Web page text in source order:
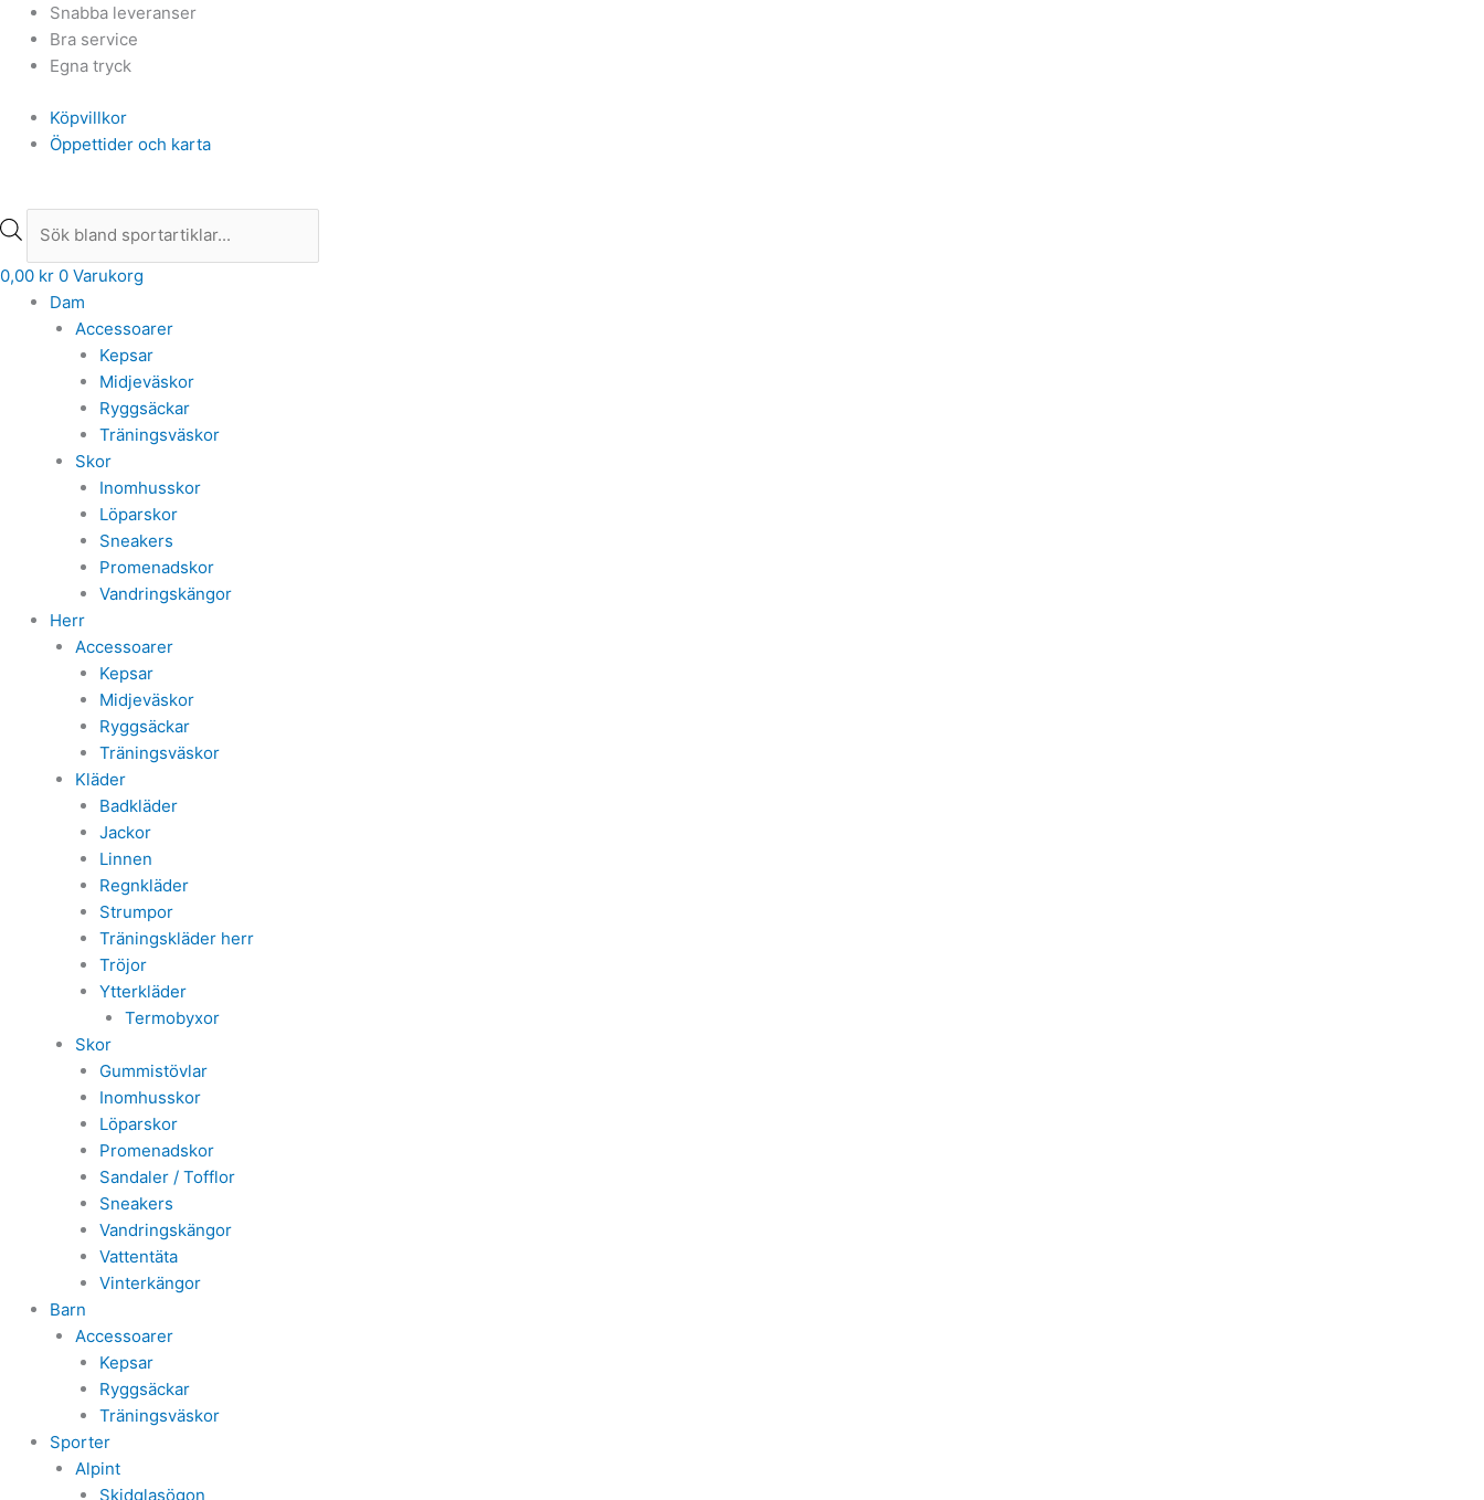
Hoppa
innehåll
Snabba leveranser
Bra service
Egna tryck
Köpvillkor
Öppettider och karta
Products
search
0,00 kr 0 Varukorg
Dam
Accessoarer
Kepsar
Midjeväskor
Ryggsäckar
Träningsväskor
Skor
Inomhusskor
Löparskor
Sneakers
Promenadskor
Vandringskängor
Herr
Accessoarer
Kepsar
Midjeväskor
Ryggsäckar
Träningsväskor
Kläder
Badkläder
Jackor
Linnen
Regnkläder
Strumpor
Träningskläder herr
Tröjor
Ytterkläder
Termobyxor
Skor
Gummistövlar
Inomhusskor
Löparskor
Promenadskor
Sandaler / Tofflor
Sneakers
Vandringskängor
Vattentäta
Vinterkängor
Barn
Accessoarer
Kepsar
Ryggsäckar
Träningsväskor
Sporter
Alpint
Skidglasögon
Products
search